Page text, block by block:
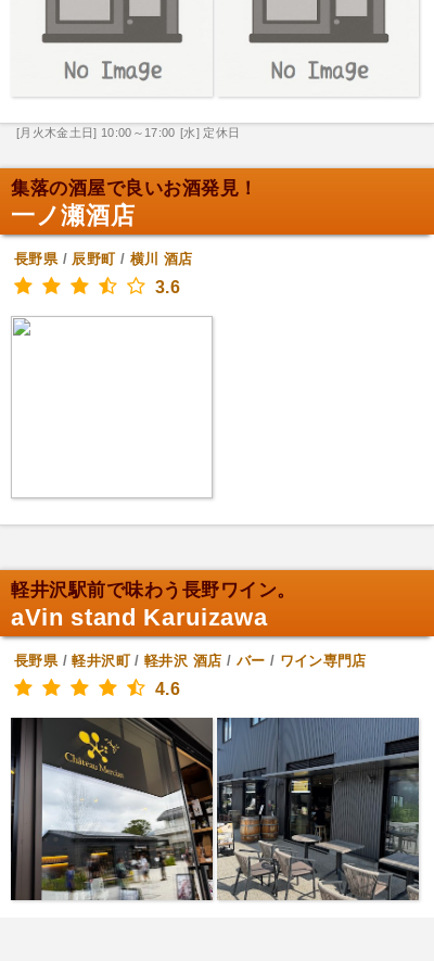
[月火木金土日] 10:00～17:00 [水] 定休日
集落の酒屋で良いお酒発見！
一ノ瀬酒店
長野県/ 辰野町/ 横川 酒店
3.6
軽井沢駅前で味わう長野ワイン。
aVin stand Karuizawa
長野県/軽井沢町/軽井沢 酒店 / バー / ワイン専門店
4.6